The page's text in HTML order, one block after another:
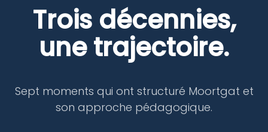
Trois décennies,
une trajectoire.
Sept moments qui ont structuré Moortgat et
son approche pédagogique.